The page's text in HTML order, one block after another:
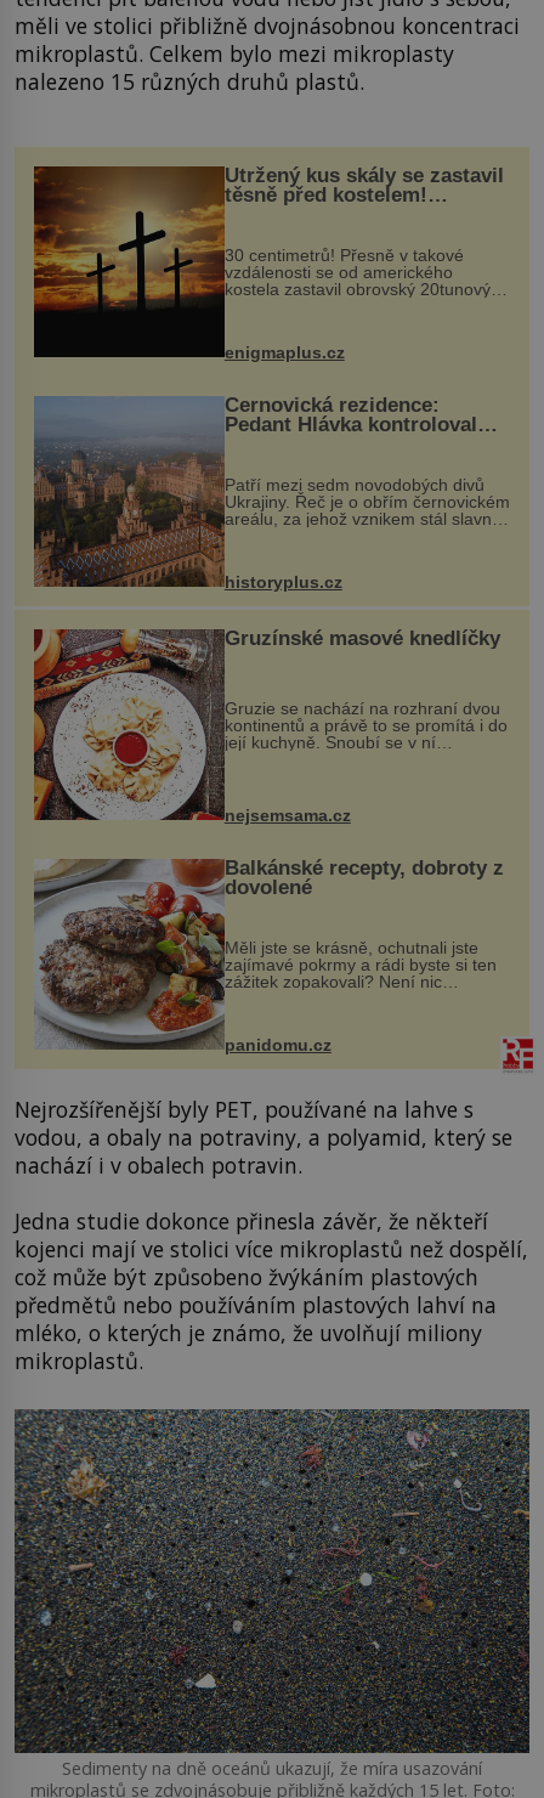
měli ve stolici přibližně dvojnásobnou koncentraci
mikroplastů. Celkem bylo mezi mikroplasty
nalezeno 15 různých druhů plastů.
Utržený kus skály se zastavil
těsně před kostelem!
Ochránila ho boží síla?
30 centimetrů! Přesně v takové
vzdálenosti se od amerického
kostela zastavil obrovský 20tunový
...
enigmaplus.cz
Černovická rezidence:
Pedant Hlávka kontroloval
Patří mezi sedm novodobých divů
Ukrajiny. Řeč je o obřím černovickém
areálu, za jehož vznikem stál slavný
český architekt Josef Hlávka. Ten si
na něm dal mimořádně záležet. Jeho
historyplus.cz
Gruzínské masové knedlíčky
Gruzie se nachází na rozhraní dvou
kontinentů a právě to se promítá i do
její kuchyně. Snoubí se v ní
evropské a asijské chutě a díky tomu
pokrmy, které rozhodně st...
nejsemsama.cz
Balkánské recepty, dobroty z
dovolené
Měli jste se krásně, ochutnali jste
zajímavé pokrmy a rádi byste si ten
zážitek zopakovali? Není nic
snazšího. Pljeskavica (10 porcí)
Možná jste ji ochutnali na dovolené v
panidomu.cz
Nejrozšířenější byly PET, používané na lahve s
vodou, a obaly na potraviny, a polyamid, který se
nachází i v obalech potravin.
Jedna studie dokonce přinesla závěr, že někteří
kojenci mají ve stolici více mikroplastů než dospělí,
což může být způsobeno žvýkáním plastových
předmětů nebo používáním plastových lahví na
mléko, o kterých je známo, že uvolňují miliony
mikroplastů.
Sedimenty na dně oceánů ukazují, že míra usazování
mikroplastů se zdvojnásobuje přibližně každých 15 let. Foto: